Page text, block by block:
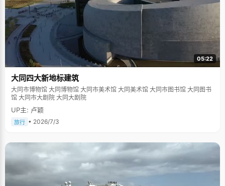
05:22
大同四大新地标建筑
大同市博物馆 大同博物馆 大同市美术馆 大同美术馆 大同市图书馆 大同图书
馆 大同市大剧院 大同大剧院
UP主: 卢颖
旅行 • 2026/7/3